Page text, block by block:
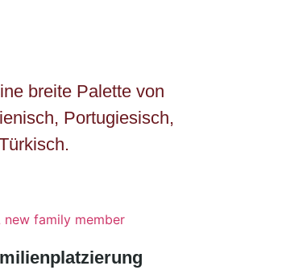
breite Palette von
Portugiesisch,